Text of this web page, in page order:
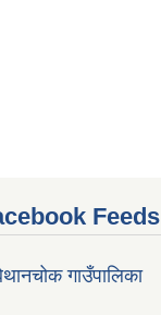
Feeds
गाउँपालिका